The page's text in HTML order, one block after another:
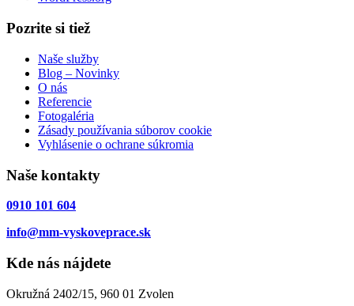
Pozrite si tiež
Naše služby
Blog – Novinky
O nás
Referencie
Fotogaléria
Zásady používania súborov cookie
Vyhlásenie o ochrane súkromia
Naše kontakty
0910 101 604
info@mm-vyskoveprace.sk
Kde nás nájdete
Okružná 2402/15, 960 01 Zvolen